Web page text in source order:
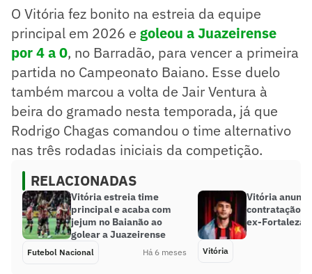
O Vitória fez bonito na estreia da equipe
principal em 2026 e goleou a Juazeirense
por 4 a 0, no Barradão, para vencer a primeira
partida no Campeonato Baiano. Esse duelo
também marcou a volta de Jair Ventura à
beira do gramado nesta temporada, já que
Rodrigo Chagas comandou o time alternativo
nas três rodadas iniciais da competição.
RELACIONADAS
Vitória estreia time
principal e acaba com
jejum no Baianão ao
golear a Juazeirense
Futebol Nacional Há 6 meses
Vitória
contratação
ex-Fortaleza
Vitória